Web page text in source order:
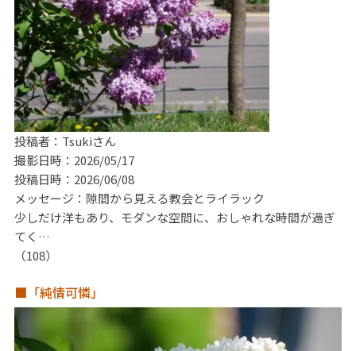
投稿者：Tsukiさん
撮影日時：2026/05/17
投稿日時：2026/06/08
メッセージ：隙間から見える教会とライラック
少しだけ洋もあり、モダンな空間に、おしゃれな時間が過ぎ
てく…
（108）
■「純情可憐」